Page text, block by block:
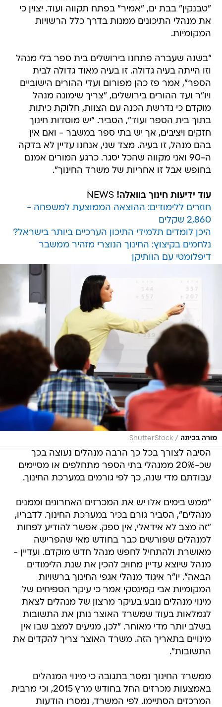
"טבנקין" בבת ים, "אמיר" בפתח תקווה ועוד. יצוין כי
את מנהלי התיכונים ממנות בדרך כלל הרשויות
המקומיות.
"בשנה שעברה פתחנו בירושלים בית ספר בלי מנהל
וזו הייתה בעיה גדולה. זו בעיה מאוד גדולה לבית
הספר", אמר פז כהן מפורום ועדי ההורים הישוביים
ויו"ר ועד ההורים בירושלים, "צריך שימונה מנהל
מוקדם כי נדרשת הכנה עם הצוות, חלוקת כיתות
בתוך בית הספר ועוד", הסביר. "יש מוסדות חינוך
חזקים ויציבים, אך יש בתי ספר במשבר - ואם אין
בהם מנהל, זו בעיה. מצד שני, אנחנו עדיין לא בדקה
ה-90 ואני מקווה שהכל יסגר. כרגע המורים אמנם
בחופש אבל זו אחריות של משרד החינוך".
עוד ידיעות חינוך בוואלה! NEWS
חוזרים ללימודים: ההוצאה הממוצעת למשפחה -
2,860 שקלים
היכן לומדים תלמידי התיכון הערכיים ביותר בישראל?
נלחמים בקיצוץ: החינוך הנוצרי מזהיר ממשבר
דיפלומטי עם הוותיקן
מורה בכיתה /
ShutterStock
הסיבה לצורך בכל כך הרבה מנהלים נעוצה בכך
שכ-20% ממנהלי בתי הספר מתחלפים או מסיימים
עבודתם מדי שנה, כך לפי גורמים במערכת החינוך.
"ממש בימים אלו יש את המכרזים האחרונים וממנים
מנהלים", הסביר גורם בכיר במערכת החינוך. לדבריו,
"זה מצב לא אידאלי, אין ספק. אפשר להודיע לפחות
למנהלים שפורשים כבר בחודש מאי שהפרישה
מאושרת ולהתחיל לחפש מנהל חדש מוקדם. ועדיין -
מנהל שיוצא עדיין מחויב להכין את שנת הלימודים
הבאה". יו"ר איגוד מנהלי אגפי החינוך ברשויות
המקומיות אבי קמינסקי אמר כי עיקר הספיחים של
מינוי מנהלים נובע בעיקר מרצון של מנהלים לצאת
לגמלאות בעוד שמשרד האוצר נותן את התשובות
בשלב יותר מדי מאוחר. "לכן, מגיעים למצב שבו אין
מינויים בתאריך הזה. משרד האוצר צריך להקדים את
התשובות".
ממשרד החינוך נמסר בתגובה כי מינוי המנהלים
באמצעות מכרזים החל בחודש מרץ 2015, וכי מרבית
המרכזים הסתיימו. לפי המשרד, נמסרו הודעות